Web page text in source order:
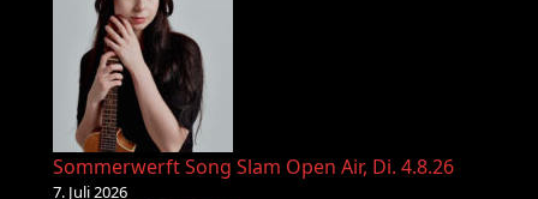
Sommerwerft Song Slam Open Air, Di. 4.8.26
7. Juli 2026